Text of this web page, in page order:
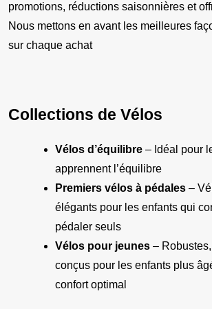
promotions, réductions saisonnières et
Nous mettons en avant les meilleures
sur chaque achat
Collections de Vélos
Vélos d’équilibre – Idéal pour
apprennent l’équilibre
Premiers vélos à pédales –
élégants pour les enfants qui
pédaler seuls
Vélos pour jeunes –
conçus pour les enfants plus
confort optimal